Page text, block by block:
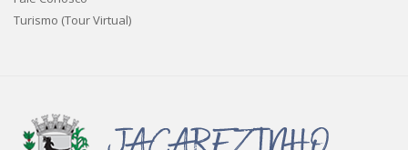
Turismo (Tour Virtual)